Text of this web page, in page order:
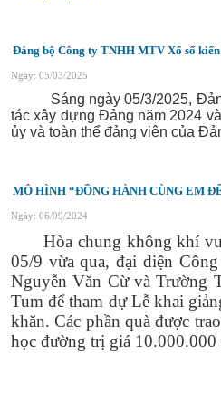
Đảng bộ Công ty TNHH MTV Xổ số
Ngày: 05/03/2025
Sáng ngày 05/3/2025, Đảng
tác xây dựng Đảng năm 2024
ủy và toàn thể đảng viên của
MÔ HÌNH “ĐỒNG HÀNH CÙNG EM
Ngày: 06/09/2024
Hòa chung không khí
05/9 vừa qua, đại diện
Nguyễn Văn Cừ và Trường
Tum để tham dự Lễ khai
khăn. Các phần quà được
học đường trị giá 10.000.000